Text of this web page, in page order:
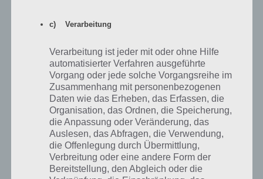
der App muss deine Waffe die geforderte Spezifikation entsprechen.
zu machen, um möglichst schnell die Trophäenjagd abzuschließen.
Weiterhin kannst du deine Waffe aus Region 1 nicht in der zweiten
Region einsetzen, weshalb jedes weitere Upgrade nicht sinnvoll ist.
c) Verarbeitung
Verarbeitung ist jeder mit oder ohne Hilfe
automatisierter Verfahren ausgeführte
Vorgang oder jede solche Vorgangsreihe im
Zusammenhang mit personenbezogenen
Daten wie das Erheben, das Erfassen, die
Organisation, das Ordnen, die Speicherung,
die Anpassung oder Veränderung, das
Auslesen, das Abfragen, die Verwendung,
die Offenlegung durch Übermittlung,
Verbreitung oder eine andere Form der
Bereitstellung, den Abgleich oder die